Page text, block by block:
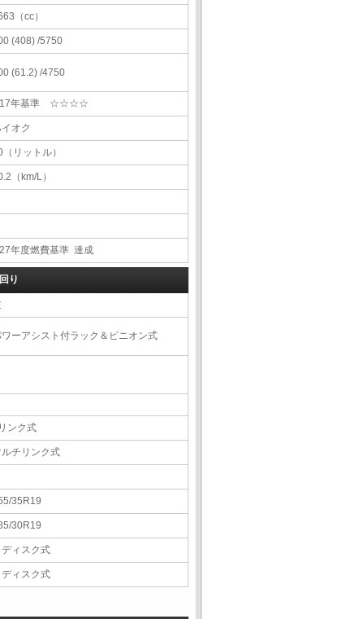
（cc）
(408) /5750
(61.2) /4750
年基準 ☆☆☆☆
オク
（リットル）
（km/L）
年度燃費基準 達成
り
ーアシスト付ラック＆ピニオン式
ンク式
チリンク式
35R19
30R19
ィスク式
ィスク式